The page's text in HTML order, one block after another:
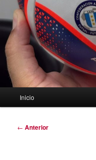
Inicio
Navegación
← Anterior